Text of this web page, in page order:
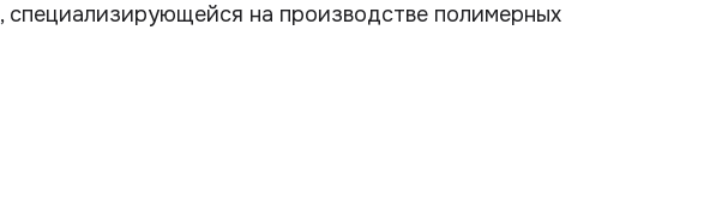
, специализирующейся на производстве полимерных